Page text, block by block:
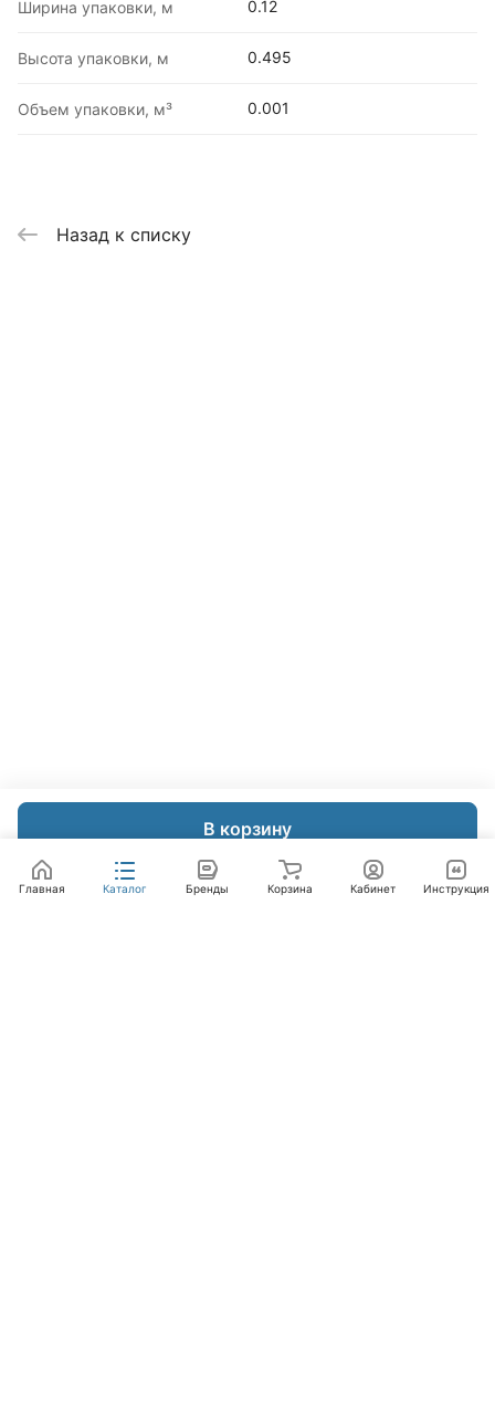
В корзину
Ширина упаковки, м 0.12
Высота упаковки, м 0.495
Объем упаковки, м³ 0.001
Назад к списку
Главная Каталог Бренды Корзина Кабинет Инструкция